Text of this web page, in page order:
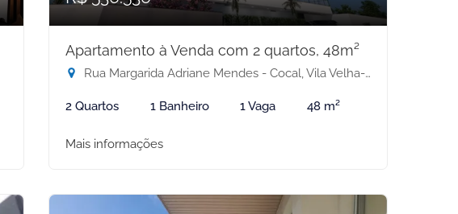
Apartamento à Venda com 2 quartos, 48m²
Rua Margarida Adriane Mendes - Cocal, Vila Velha-ES
2 Quartos 1 Banheiro 1 Vaga 48 m²
Mais informações